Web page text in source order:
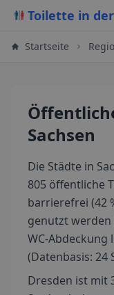
Toilette in
Startseite
Sachsen
Die Städte in
805 öffentliche
barrierefrei (42
genutzt werden
WC-Abdeckung
(Datenbasis: 24
Dresden ist mit